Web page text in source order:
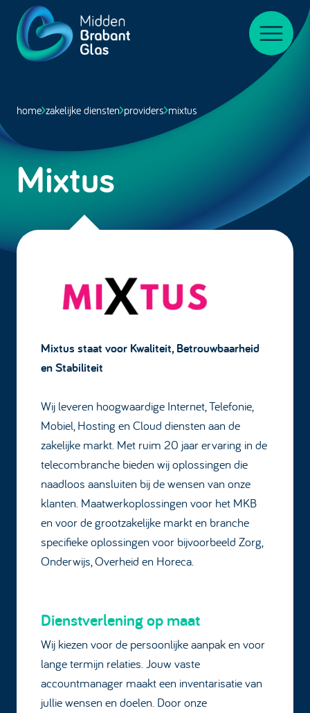
Midden-
BrabantGlas
Menu
home zakelijke diensten providers mixtus
Mixtus
Mixtus staat voor Kwaliteit, Betrouwbaarheid
en Stabiliteit
Wij leveren hoogwaardige Internet, Telefonie,
Mobiel, Hosting en Cloud diensten aan de
zakelijke markt. Met ruim 20 jaar ervaring in de
telecombranche bieden wij oplossingen die
naadloos aansluiten bij de wensen van onze
klanten. Maatwerkoplossingen voor het MKB
en voor de grootzakelijke markt en branche
specifieke oplossingen voor bijvoorbeeld Zorg,
Onderwijs, Overheid en Horeca.
Dienstverlening op maat
Wij kiezen voor de persoonlijke aanpak en voor
lange termijn relaties. Jouw vaste
accountmanager maakt een inventarisatie van
jullie wensen en doelen. Door onze